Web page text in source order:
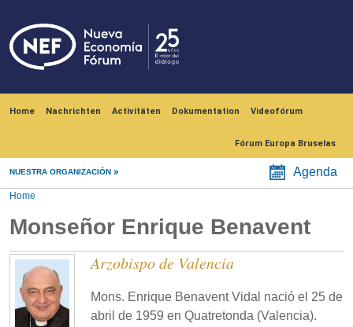
Home Nachrichten Activitäten Dokumentation Videofórum
Fórum Europa Bruselas
NUESTRA ORGANIZACIÓN Agenda
Home
Monseñor Enrique Benavent
Arzobispo de Valencia
Mons. Enrique Benavent Vidal nació el 25 de
abril de 1959 en Quatretonda (Valencia).